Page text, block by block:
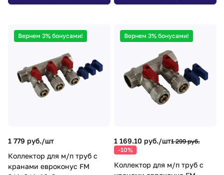
Вернем 3% бонусами!
1 779 руб./шт
Коллектор для м/п труб с
кранами евроконус FM
Вернем 3% бонусами!
1 169.10 руб./шт1 299 руб.
-10%
Коллектор для м/п труб с